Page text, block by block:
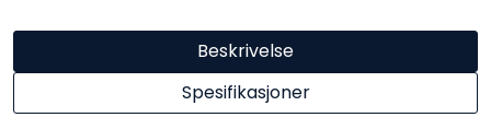
Beskrivelse
Spesifikasjoner